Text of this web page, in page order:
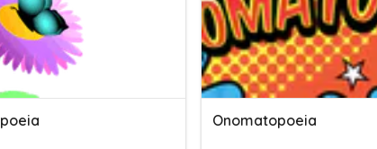
Onomatopoeia